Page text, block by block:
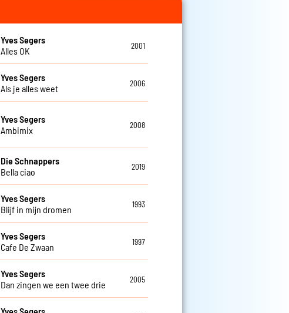
Yves Segers
Alles OK
2001
Yves Segers
Als je alles weet
2006
Yves Segers
Ambimix
2008
Die Schnappers
Bella ciao
2019
Yves Segers
Blijf in mijn dromen
1993
Yves Segers
Cafe De Zwaan
1997
Yves Segers
Dan zingen we een twee drie
2005